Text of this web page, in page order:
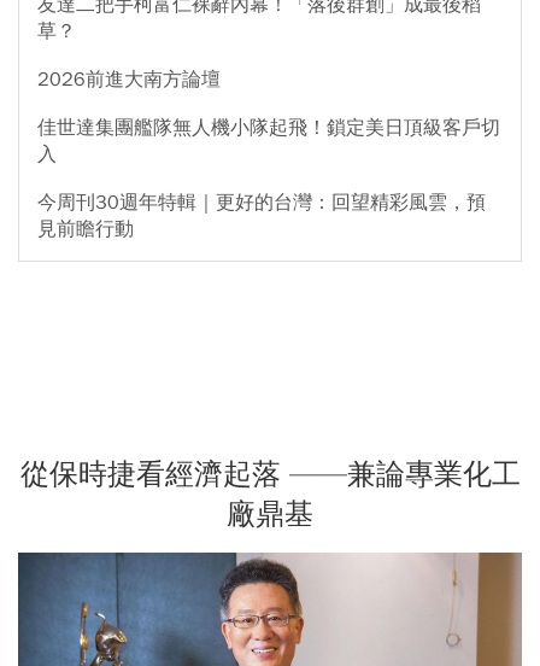
草？
2026前進大南方論壇
佳世達集團艦隊無人機小隊起飛！鎖定美日頂級客戶切
入
今周刊30週年特輯｜更好的台灣：回望精彩風雲，預
見前瞻行動
從保時捷看經濟起落 ——兼論專業化工
廠鼎基